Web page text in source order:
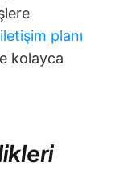
iletişim planı
kolayca